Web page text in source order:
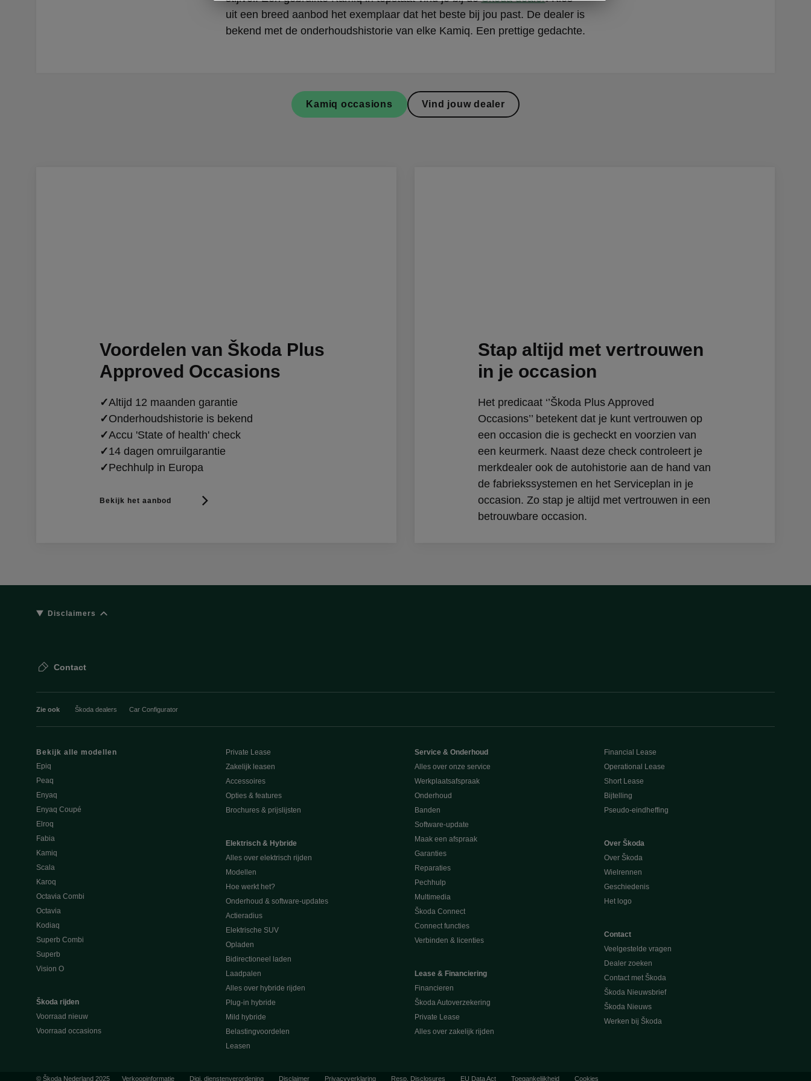
uit een breed aanbod het exemplaar dat het beste bij jou past. De dealer is
bekend met de onderhoudshistorie van elke Kamiq. Een prettige gedachte.
Kamiq occasions Vind jouw dealer
Voordelen van Škoda Plus
Approved Occasions
✓Altijd 12 maanden garantie
✓Onderhoudshistorie is bekend
✓Accu 'State of health' check
✓14 dagen omruilgarantie
✓Pechhulp in Europa
Bekijk het aanbod
Stap altijd met vertrouwen
in je occasion
Het predicaat ‘’Škoda Plus Approved
Occasions’’ betekent dat je kunt vertrouwen op
een occasion die is gecheckt en voorzien van
een keurmerk. Naast deze check controleert je
merkdealer ook de autohistorie aan de hand van
de fabriekssystemen en het Serviceplan in je
occasion. Zo stap je altijd met vertrouwen in een
betrouwbare occasion.
Disclaimers
Contact
Zie ook Škoda dealers Car Configurator
Bekijk alle modellen
Epiq
Peaq
Enyaq
Enyaq Coupé
Elroq
Fabia
Kamiq
Scala
Karoq
Octavia Combi
Octavia
Kodiaq
Superb Combi
Superb
Vision O
Škoda rijden
Voorraad nieuw
Voorraad occasions
Private Lease
Zakelijk leasen
Accessoires
Opties & features
Brochures & prijslijsten
Elektrisch & Hybride
Alles over elektrisch rijden
Modellen
Hoe werkt het?
Onderhoud & software-updates
Actieradius
Elektrische SUV
Opladen
Bidirectioneel laden
Laadpalen
Alles over hybride rijden
Plug-in hybride
Mild hybride
Belastingvoordelen
Leasen
Service & Onderhoud
Alles over onze service
Werkplaatsafspraak
Onderhoud
Banden
Software-update
Maak een afspraak
Garanties
Reparaties
Pechhulp
Multimedia
Škoda Connect
Connect functies
Verbinden & licenties
Lease & Financiering
Financieren
Škoda Autoverzekering
Private Lease
Alles over zakelijk rijden
Financial Lease
Operational Lease
Short Lease
Bijtelling
Pseudo-eindheffing
Over Škoda
Over Škoda
Wielrennen
Geschiedenis
Het logo
Contact
Veelgestelde vragen
Dealer zoeken
Contact met Škoda
Škoda Nieuwsbrief
Škoda Nieuws
Werken bij Škoda
© Škoda Nederland 2025 Verkoopinformatie Digi. dienstenverordening Disclaimer Privacyverklaring Resp. Disclosures EU Data Act Toegankelijkheid Cookies